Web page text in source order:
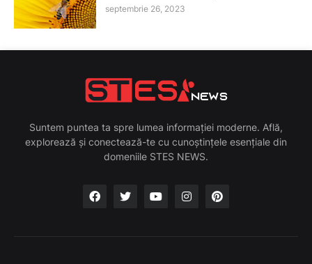
septembrie 26, 2023
Suntem puntea ta spre lumea informației moderne. Află,
explorează și conectează-te cu cunoștințele esențiale din
domeniile STES NEWS.